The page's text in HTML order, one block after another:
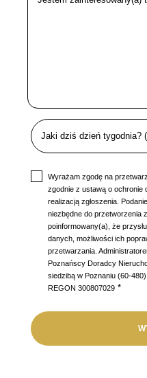
Wyrażam zgodę na
zgodnie z ustawą o ochronie
realizacją zgłoszenia.
niezbędne do przetworzenia
poinformowany(a), że
danych, możliwości ich
przetwarzania.
Poznańscy Doradcy
siedzibą w Poznaniu (60-
REGON 300807029 *